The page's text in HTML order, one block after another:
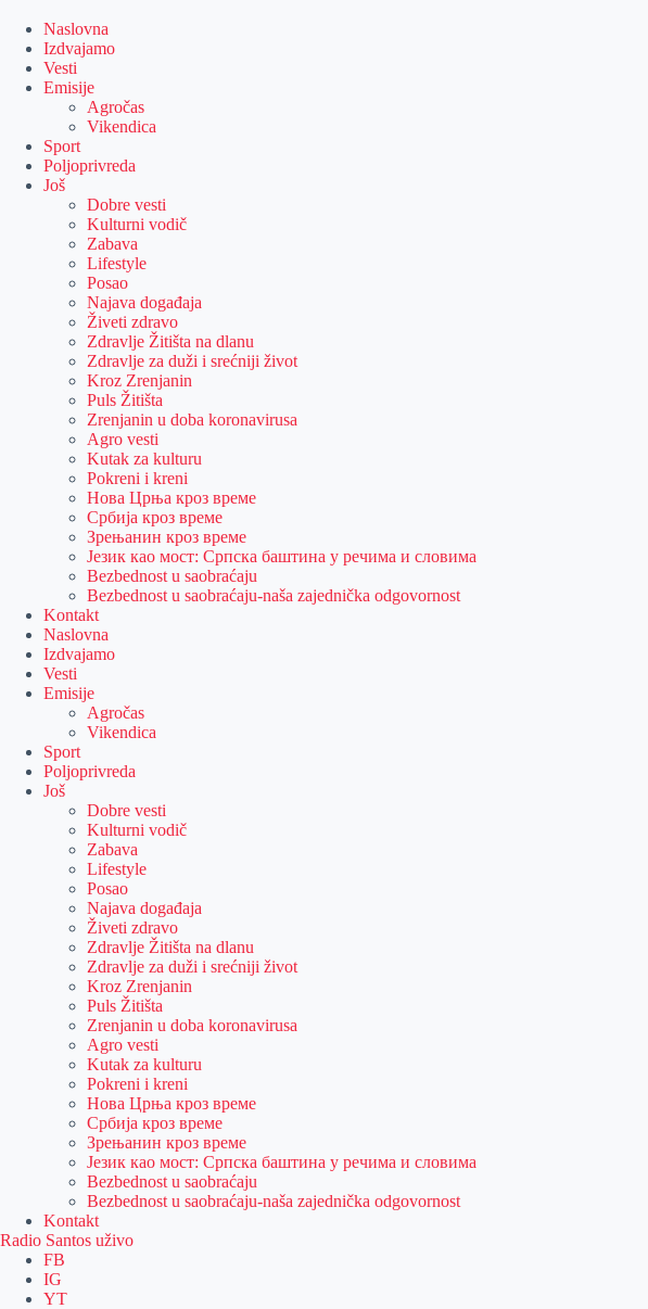
content
Naslovna
Izdvajamo
Vesti
Emisije
Agročas
Vikendica
Sport
Poljoprivreda
Još
Dobre vesti
Kulturni vodič
Zabava
Lifestyle
Posao
Najava događaja
Živeti zdravo
Zdravlje Žitišta na dlanu
Zdravlje za duži i srećniji život
Kroz Zrenjanin
Puls Žitišta
Zrenjanin u doba koronavirusa
Agro vesti
Kutak za kulturu
Pokreni i kreni
Нова Црња кроз време
Србија кроз време
Зрењанин кроз време
Језик као мост: Српска баштина у речима и словима
Bezbednost u saobraćaju
Bezbednost u saobraćaju-naša zajednička odgovornost
Kontakt
Naslovna
Izdvajamo
Vesti
Emisije
Agročas
Vikendica
Sport
Poljoprivreda
Još
Dobre vesti
Kulturni vodič
Zabava
Lifestyle
Posao
Najava događaja
Živeti zdravo
Zdravlje Žitišta na dlanu
Zdravlje za duži i srećniji život
Kroz Zrenjanin
Puls Žitišta
Zrenjanin u doba koronavirusa
Agro vesti
Kutak za kulturu
Pokreni i kreni
Нова Црња кроз време
Србија кроз време
Зрењанин кроз време
Језик као мост: Српска баштина у речима и словима
Bezbednost u saobraćaju
Bezbednost u saobraćaju-naša zajednička odgovornost
Kontakt
Radio Santos uživo
FB
IG
YT